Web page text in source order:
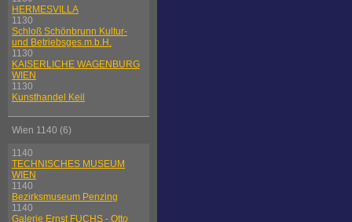
HERMESVILLA
1130
Schloß Schönbrunn Kultur-
und Betriebsges.m.b.H.
1130
KAISERLICHE WAGENBURG
WIEN
1130
Kunsthandel Keil
Wien 1140 (6)
1140
TECHNISCHES MUSEUM
WIEN
1140
Bezirksmuseum Penzing
1140
Galerie Ernst FUCHS - Otto